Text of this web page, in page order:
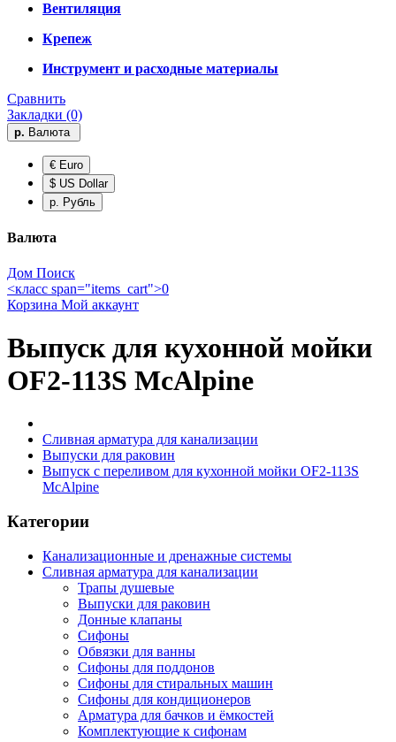
Вентиляция
Крепеж
Инструмент и расходные материалы
Сравнить
Закладки (0)
р. Валюта
€ Euro
$ US Dollar
р. Рубль
Валюта
Дом Поиск
<класс span="items_cart">0
Корзина Мой аккаунт
Выпуск для кухонной мойки
OF2-113S McAlpine
Сливная арматура для канализации
Выпуски для раковин
Выпуск с переливом для кухонной мойки OF2-113S
McAlpine
Категории
Канализационные и дренажные системы
Сливная арматура для канализации
Трапы душевые
Выпуски для раковин
Донные клапаны
Сифоны
Обвязки для ванны
Сифоны для поддонов
Сифоны для стиральных машин
Сифоны для кондиционеров
Арматура для бачков и ёмкостей
Комплектующие к сифонам